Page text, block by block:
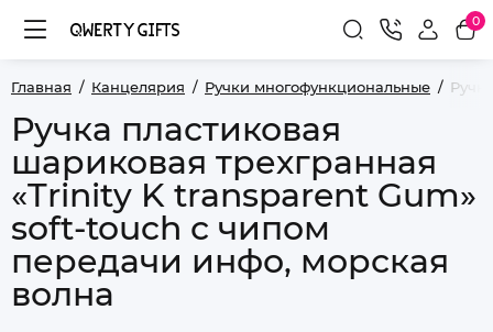
0
Главная Канцелярия Ручки многофункциональные
Ручка пластиковая
шариковая трехгранная
«Trinity K transparent Gum»
soft-touch с чипом
передачи инфо, морская
волна